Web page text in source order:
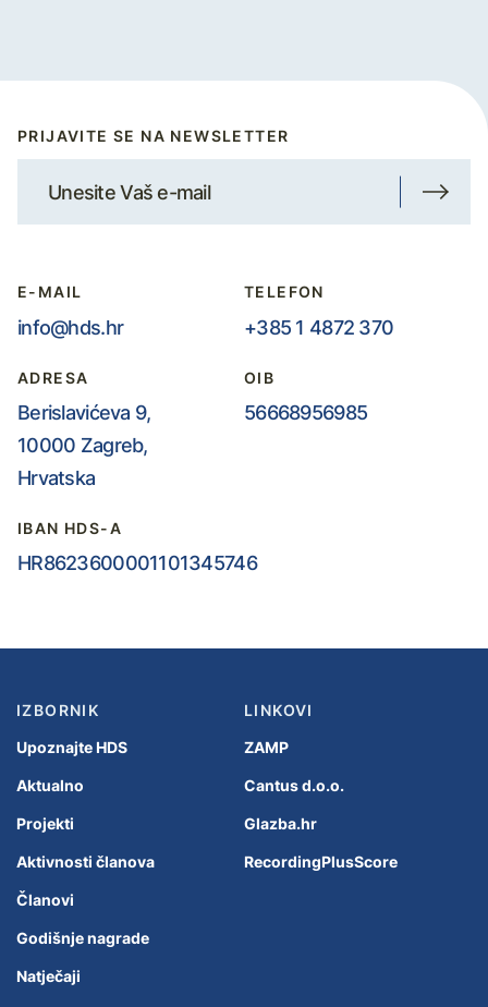
PRIJAVITE SE NA NEWSLETTER
E-MAIL
info@hds.hr
TELEFON
+385 1 4872 370
ADRESA
Berislavićeva 9,
10000 Zagreb,
Hrvatska
OIB
56668956985
IBAN HDS-A
HR8623600001101345746
IZBORNIK
Upoznajte HDS
Aktualno
Projekti
Aktivnosti članova
Članovi
Godišnje nagrade
Natječaji
LINKOVI
ZAMP
Cantus d.o.o.
Glazba.hr
RecordingPlusScore